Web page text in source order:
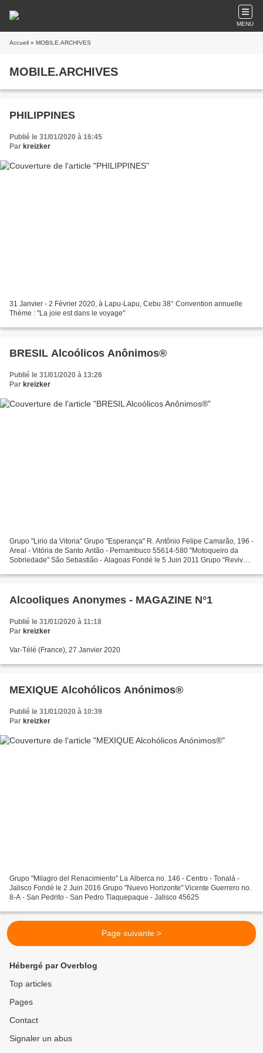
MENU
Accueil » MOBILE.ARCHIVES
MOBILE.ARCHIVES
PHILIPPINES
Publié le 31/01/2020 à 16:45
Par kreizker
31 Janvier - 2 Février 2020, à Lapu-Lapu, Cebu 38° Convention annuelle
Thème : "La joie est dans le voyage"
BRESIL Alcoólicos Anônimos®
Publié le 31/01/2020 à 13:26
Par kreizker
Grupo "Lirio da Vitoria" Grupo "Esperança" R. Antônio Felipe Camarão, 196 -
Areal - Vitória de Santo Antão - Pernambuco 55614-580 "Motoqueiro da
Sobriedade" São Sebastião - Alagoas Fondé le 5 Juin 2011 Grupo "Reviver"
Alcooliques Anonymes - MAGAZINE N°1
Publié le 31/01/2020 à 11:18
Par kreizker
Var-Télé (France), 27 Janvier 2020
MEXIQUE Alcohólicos Anónimos®
Publié le 31/01/2020 à 10:39
Par kreizker
Grupo "Milagro del Renacimiento" La Alberca no. 146 - Centro - Tonalá -
Jalisco Fondé le 2 Juin 2016 Grupo "Nuevo Horizonte" Vicente Guerrero no.
8-A - San Pedrito - San Pedro Tlaquepaque - Jalisco 45625
Page suivante >
Hébergé par Overblog
Top articles
Pages
Contact
Signaler un abus